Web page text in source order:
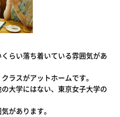
らい落ち着いている雰囲気があ
ラスがアットホームです。
大学にはない、東京女子大学の
があります。